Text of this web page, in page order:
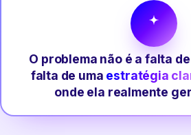
O problema não é a falta
falta de uma estratégia
onde ela realmente